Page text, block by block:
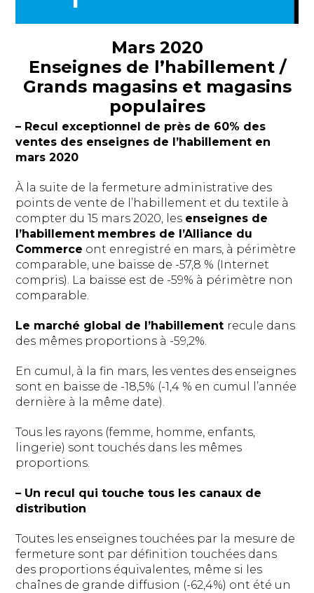
Mars 2020
Enseignes de l’habillement /
Grands magasins et magasins
populaires
– Recul exceptionnel de près de 60% des
ventes des enseignes de l’habillement en
mars 2020
À la suite de la fermeture administrative des
points de vente de l’habillement et du textile à
compter du 15 mars 2020, les enseignes de
l’habillement membres de l’Alliance du
Commerce ont enregistré en mars, à périmètre
comparable, une baisse de -57,8 % (Internet
compris). La baisse est de -59% à périmètre non
comparable.
Le marché global de l’habillement recule dans
des mêmes proportions à -59,2%.
En cumul, à la fin mars, les ventes des enseignes
sont en baisse de -18,5% (-1,4 % en cumul l’année
dernière à la même date).
Tous les rayons (femme, homme, enfants,
lingerie) sont touchés dans les mêmes
proportions.
– Un recul qui touche tous les canaux de
distribution
Toutes les enseignes touchées par la mesure de
fermeture sont par définition touchées dans
des proportions équivalentes, même si les
chaînes de grande diffusion (-62,4%) ont été un